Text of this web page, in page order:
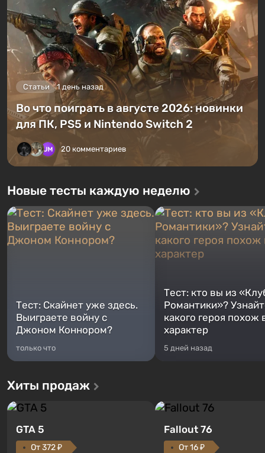
Статьи 1 день назад
Во что поиграть в августе 2026: новинки
для ПК, PS5 и Nintendo Switch 2
20 комментариев
Новые тесты каждую неделю
Тест: Скайнет уже здесь.
Выиграете войну с
Джоном Коннором?
только что
Тест: кто вы из
Романтики»?
какого героя похож
характер
5 дней назад
Хиты продаж
GTA 5
От 372 ₽
Fallout 76
От 16 ₽